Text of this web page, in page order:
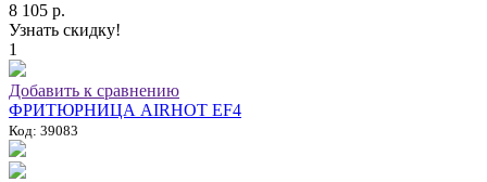
8 105 р.
Узнать скидку!
1
Добавить к сравнению
ФРИТЮРНИЦА AIRHOT EF4
Код: 39083